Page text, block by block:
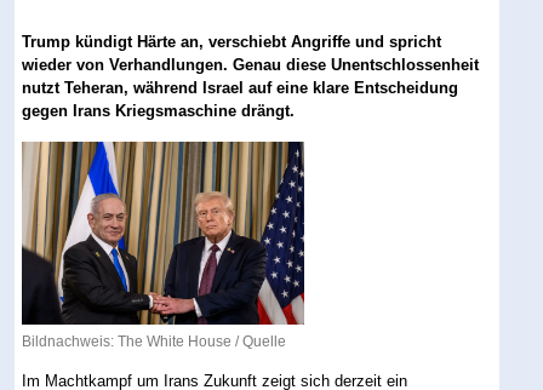
Trump kündigt Härte an, verschiebt Angriffe und spricht
wieder von Verhandlungen. Genau diese Unentschlossenheit
nutzt Teheran, während Israel auf eine klare Entscheidung
gegen Irans Kriegsmaschine drängt.
Bildnachweis: The White House /Quelle
Im Machtkampf um Irans Zukunft zeigt sich derzeit ein